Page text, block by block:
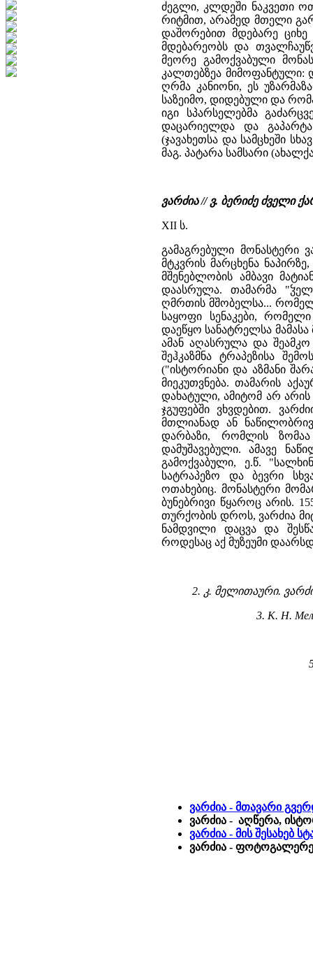
ძეგლი, კლდეში ნაკვეთი
რიტმით, არამედ მთელი
დაშორებით მდებარე
მდებარეობს და
მეორე გამოქვაბული
კალთებზეა მიმოფანტული:
ღრმა კანიონი, ეს
საზეიმო, დიდებული და
იგი სპარსელებმა
დაცარიელდა და
(ჯავახეთსა და სამცხეში
მაგ. პატარა სამსარი
ვარძია // ვ. ბერიძე ძველი
XII ს.
გამაგრებული მონასტერი
მტკვრის მარცხენა
მშენებლობის ამბავი
დაასრულა. თამარმა "ჴელ
ღმრთის მშობელსა...
საყოფი სენაკები,
დაეწყო სანატრელსა
ამან აღასრულა და
შეჰკაზმნა ტრაპეზისა
("ისტორიანი და აზმანი
მიეკუთვნება. თამარის
დახატული, ამიტომ არ
ჯგუფებში ვხვდებით.
მთლიანად ან
დარბაზი, რომლის
დამუშავებული. ამავე
გამოქვაბული, ე.წ.
სატრაპეზო და ბევრი
ოთახებიც. მონასტერი
ბუნებრივი წყაროც არის.
თურქობის დროს, ვარძია
ნამდვილი დაცვა და
როდესაც აქ მუზეუმი
2. კ. მელითაური.
3. К. Н.
ვარძია - მთავარი
ვარძია - აღწერა,
ვარძია - მის შესახებ
ვარძია -